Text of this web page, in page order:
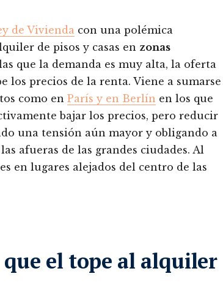
de Vivienda con una polémica
de pisos y casas en zonas
que la demanda es muy alta, la oferta
los precios de la renta. Viene a sumarse
como en París y en Berlín en los que
bajar los precios, pero reducir
una tensión aún mayor y obligando a
afueras de las grandes ciudades. Al
en lugares alejados del centro de las
que el tope al alquiler